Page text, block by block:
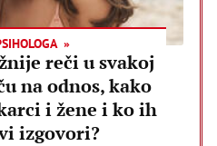
reči u svakoj
na odnos, kako
i žene i ko ih
izgovori?